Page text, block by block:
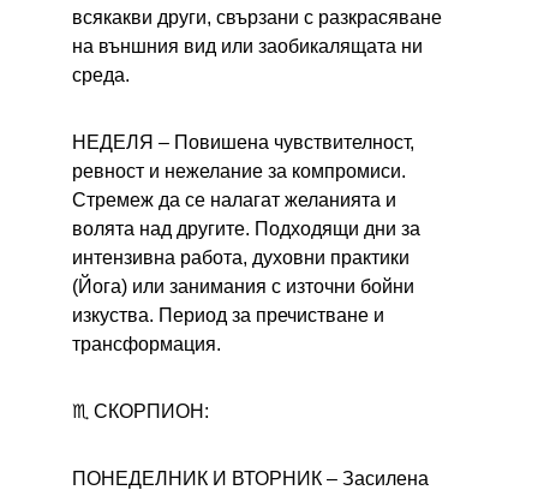
всякакви други, свързани с разкрасяване
на външния вид или заобикалящата ни
среда.
НЕДЕЛЯ – Повишена чувствителност,
ревност и нежелание за компромиси.
Стремеж да се налагат желанията и
волята над другите. Подходящи дни за
интензивна работа, духовни практики
(Йога) или занимания с източни бойни
изкуства. Период за пречистване и
трансформация.
♏ СКОРПИОН:
ПОНЕДЕЛНИК И ВТОРНИК – Засилена